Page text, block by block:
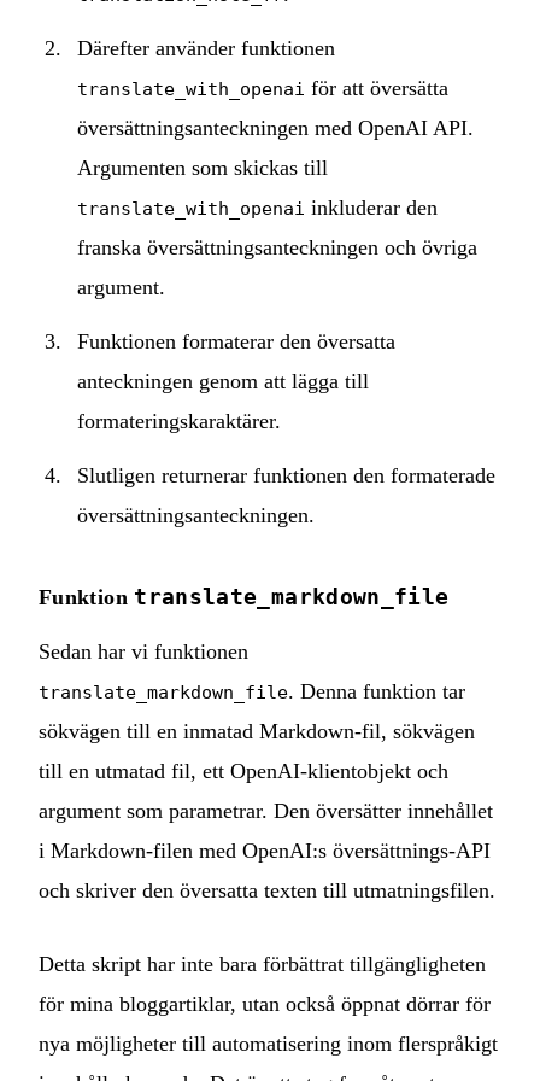
Därefter använder funktionen
translate_with_openai för att översätta
översättningsanteckningen med OpenAI API.
Argumenten som skickas till
translate_with_openai inkluderar den
franska översättningsanteckningen och övriga
argument.
Funktionen formaterar den översatta
anteckningen genom att lägga till
formateringskaraktärer.
Slutligen returnerar funktionen den formaterade
översättningsanteckningen.
Funktion translate_markdown_file
Sedan har vi funktionen
translate_markdown_file. Denna funktion tar
sökvägen till en inmatad Markdown-fil, sökvägen
till en utmatad fil, ett OpenAI-klientobjekt och
argument som parametrar. Den översätter innehållet
i Markdown-filen med OpenAI:s översättnings-API
och skriver den översatta texten till utmatningsfilen.
Detta skript har inte bara förbättrat tillgängligheten
för mina bloggartiklar, utan också öppnat dörrar för
nya möjligheter till automatisering inom flerspråkigt